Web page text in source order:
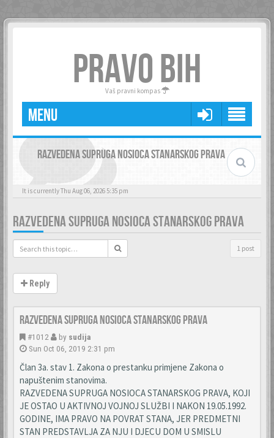
PRAVO BIH
Vaš pravni kompas
MENU
RAZVEDENA SUPRUGA NOSIOCA STANARSKOG PRAVA
It is currently Thu Aug 06, 2026 5:35 pm
RAZVEDENA SUPRUGA NOSIOCA STANARSKOG PRAVA
1 post
Reply
Razvedena supruga nosioca stanarskog prava
#1012 by sudija
Sun Oct 06, 2019 2:31 pm
Član 3a. stav 1. Zakona o prestanku primjene Zakona o
napuštenim stanovima.
RAZVEDENA SUPRUGA NOSIOCA STANARSKOG PRAVA, KOJI
JE OSTAO U AKTIVNOJ VOJNOJ SLUŽBI I NAKON 19.05.1992.
GODINE, IMA PRAVO NA POVRAT STANA, JER PREDMETNI
STAN PREDSTAVLJA ZA NJU I DJECU DOM U SMISLU